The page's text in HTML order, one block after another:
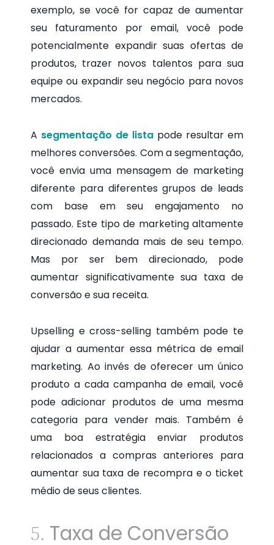
exemplo, se você for capaz de aumentar
seu faturamento por email, você pode
potencialmente expandir suas ofertas de
produtos, trazer novos talentos para sua
equipe ou expandir seu negócio para novos
mercados.
A segmentação de lista pode resultar em
melhores conversões. Com a segmentação,
você envia uma mensagem de marketing
diferente para diferentes grupos de leads
com base em seu engajamento no
passado. Este tipo de marketing altamente
direcionado demanda mais de seu tempo.
Mas por ser bem direcionado, pode
aumentar significativamente sua taxa de
conversão e sua receita.
Upselling e cross-selling também pode te
ajudar a aumentar essa métrica de email
marketing. Ao invés de oferecer um único
produto a cada campanha de email, você
pode adicionar produtos de uma mesma
categoria para vender mais. Também é
uma boa estratégia enviar produtos
relacionados a compras anteriores para
aumentar sua taxa de recompra e o ticket
médio de seus clientes.
5. Taxa de Conversão